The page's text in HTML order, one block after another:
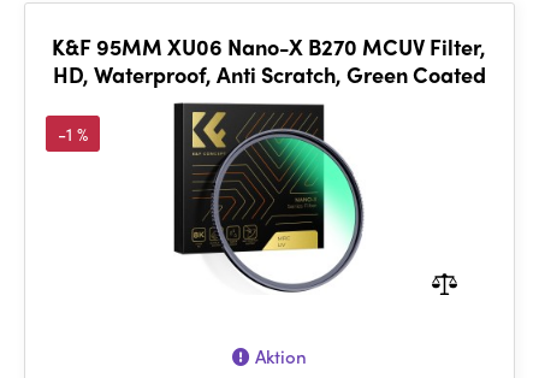
K&F 95MM XU06 Nano-X B270 MCUV Filter,
HD, Waterproof, Anti Scratch, Green Coated
-1 %
Aktion